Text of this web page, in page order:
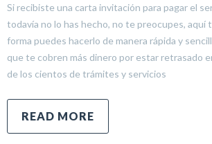
Si recibiste una carta invitación para pagar el
todavía no lo has hecho, no te preocupes, aquí
forma puedes hacerlo de manera rápida y
que te cobren más dinero por estar retrasado
de los cientos de trámites y servicios
READ MORE